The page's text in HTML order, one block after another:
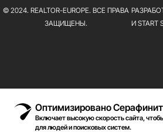
© 2024. REALTOR-EUROPE. ВСЕ ПРАВА
ЗАЩИЩЕНЫ.
И START
Оптимизировано
Включает высокую скорость сайта,
для людей и поисковых систем.